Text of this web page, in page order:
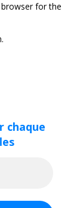
for the
chaque